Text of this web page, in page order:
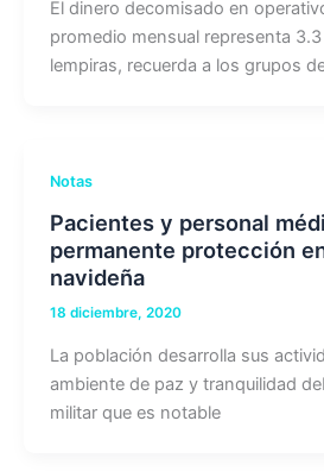
El dinero decomisado en
promedio mensual representa
lempiras, recuerda a los grupos
Notas
Pacientes y personal
permanente protección
navideña
18 diciembre, 2020
La población desarrolla sus
ambiente de paz y tranquilidad
militar que es notable